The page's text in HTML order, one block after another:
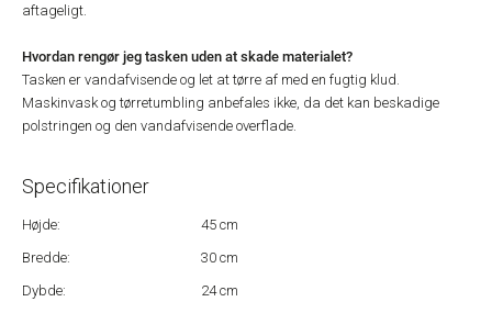
aftageligt.
Hvordan rengør jeg tasken uden at skade materialet?
Tasken er vandafvisende og let at tørre af med en fugtig klud.
Maskinvask og tørretumbling anbefales ikke, da det kan beskadige
polstringen og den vandafvisende overflade.
Specifikationer
Højde:
45 cm
Bredde:
30 cm
Dybde:
24 cm